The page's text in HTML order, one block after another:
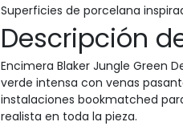
Superficies de porcelana
Descripción
Encimera Blaker Jungle Green
verde intensa con venas
instalaciones bookmatched
realista en toda la pieza.